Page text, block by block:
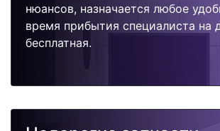
нюансов, назначается любое
время прибытия специалиста на
бесплатная.